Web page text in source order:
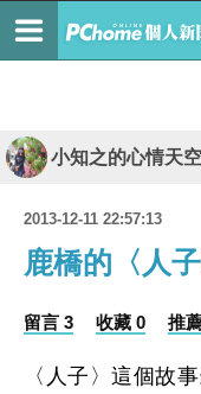
小知之的心情天空
2013-12-11 22:57:13
鹿橋的〈人子
留言 3 收藏 0 推
〈人子〉這個故